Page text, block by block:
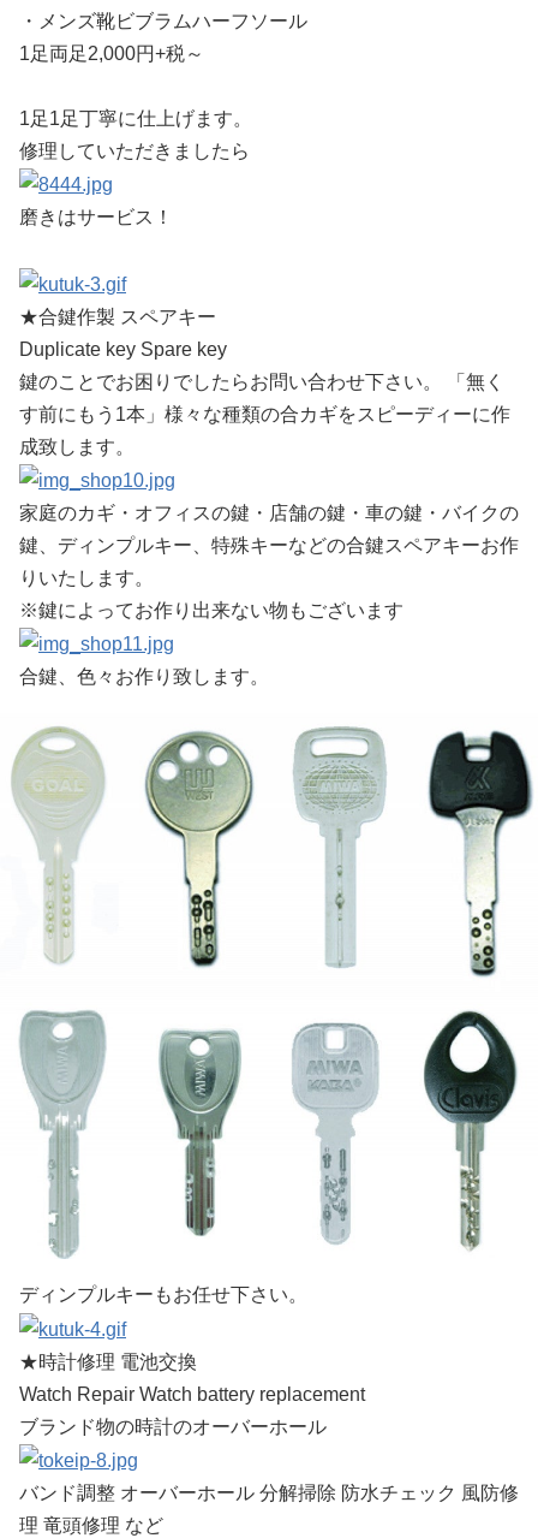
・メンズ靴ビブラムハーフソール
1足両足2,000円+税～
1足1足丁寧に仕上げます。
修理していただきましたら
磨きはサービス！
★合鍵作製 スペアキー
Duplicate key Spare key
鍵のことでお困りでしたらお問い合わせ下さい。 「無く
す前にもう1本」様々な種類の合カギをスピーディーに作
成致します。
家庭のカギ・オフィスの鍵・店舗の鍵・車の鍵・バイクの
鍵、ディンプルキー、特殊キーなどの合鍵スペアキーお作
りいたします。
※鍵によってお作り出来ない物もございます
合鍵、色々お作り致します。
ディンプルキーもお任せ下さい。
★時計修理 電池交換
Watch Repair Watch battery replacement
ブランド物の時計のオーバーホール
バンド調整 オーバーホール 分解掃除 防水チェック 風防修
理 竜頭修理 など